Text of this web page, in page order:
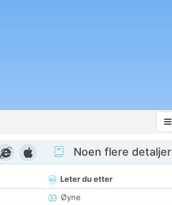
Noen flere detaljer
Leter du etter
Øyne